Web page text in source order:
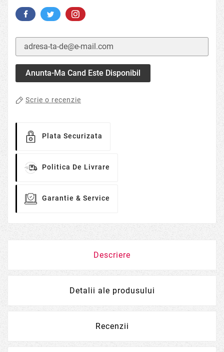
Anunta-Ma Cand Este Disponibil
Scrie o recenzie
Plata Securizata
Politica De Livrare
Garantie & Service
Descriere
Detalii ale produsului
Recenzii